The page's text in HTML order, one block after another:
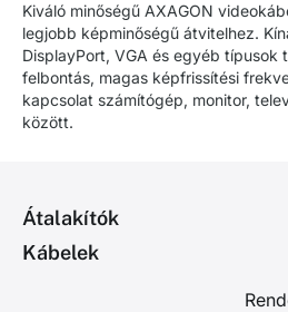
Kiváló minőségű AXAGON
legjobb képminőségű átvitelhez.
DisplayPort, VGA és egyéb típusok
felbontás, magas képfrissítési
kapcsolat számítógép, monitor,
között.
Átalakítók
Kábelek